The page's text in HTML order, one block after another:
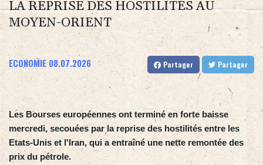
LA REPRISE DES HOSTILITÉS AU
MOYEN-ORIENT
ECONOMIE 08.07.2026 Partager Partager
Les Bourses européennes ont terminé en forte baisse
mercredi, secouées par la reprise des hostilités entre les
Etats-Unis et l'Iran, qui a entraîné une nette remontée des
prix du pétrole.